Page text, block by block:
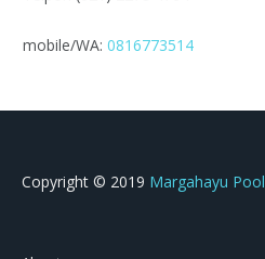
mobile/WA: 0816773514
Copyright © 2019 Margahayu Pool